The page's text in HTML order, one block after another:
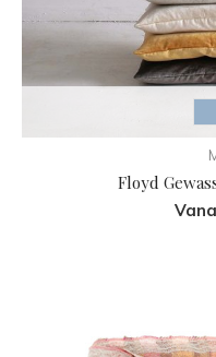
Floyd